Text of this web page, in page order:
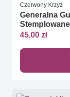
Czerwony Krzyż
Generalna
Stemplowane
45,00 zł